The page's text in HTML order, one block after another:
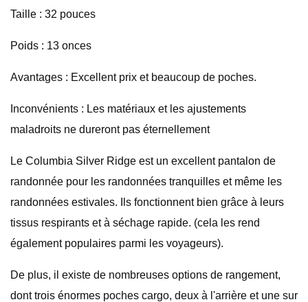
Taille : 32 pouces
Poids : 13 onces
Avantages : Excellent prix et beaucoup de poches.
Inconvénients : Les matériaux et les ajustements
maladroits ne dureront pas éternellement
Le Columbia Silver Ridge est un excellent pantalon de
randonnée pour les randonnées tranquilles et même les
randonnées estivales. Ils fonctionnent bien grâce à leurs
tissus respirants et à séchage rapide. (cela les rend
également populaires parmi les voyageurs).
De plus, il existe de nombreuses options de rangement,
dont trois énormes poches cargo, deux à l'arrière et une sur